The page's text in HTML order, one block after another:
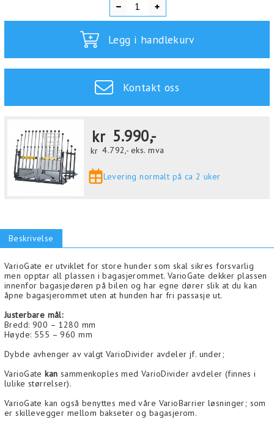
Legg i handlekurv
Kontakt oss
kr 5.990,-
kr 4.792,- eks. mva
Levering normalt på ca 2 uker
Beskrivelse
VarioGate er utviklet for store hunder som skal sikres forsvarlig
men opptar all plassen i bagasjerommet. VarioGate dekker plassen
innenfor bagasjedøren på bilen og har egne dører slik at du kan
åpne bagasjerommet uten at hunden har fri passasje ut.
Justerbare mål:
Bredd: 900 – 1280 mm
Høyde: 555 – 960 mm
Dybde avhenger av valgt VarioDivider avdeler jf. under;
VarioGatekan sammenkoples med VarioDivider avdeler (finnes i
lulike størrelser).
VarioGate kan også benyttes med våre VarioBarrier løsninger; som
er skillevegger mellom bakseter og bagasjerom.